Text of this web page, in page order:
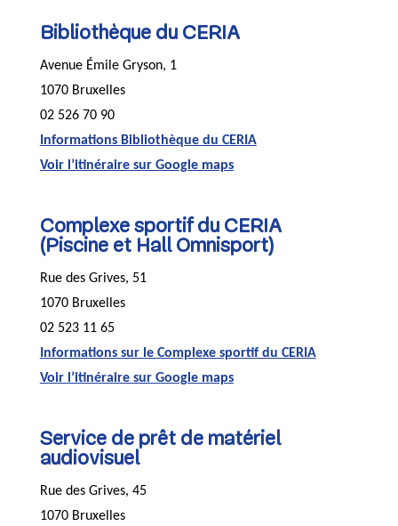
Bibliothèque du CERIA
Avenue Émile Gryson, 1
1070 Bruxelles
02 526 70 90
Informations Bibliothèque du CERIA
Voir l’itinéraire sur Google maps
Complexe sportif du CERIA
(Piscine et Hall Omnisport)
Rue des Grives, 51
1070 Bruxelles
02 523 11 65
Informations sur le Complexe sportif du CERIA
Voir l’itinéraire sur Google maps
Service de prêt de matériel
audiovisuel
Rue des Grives, 45
1070 Bruxelles